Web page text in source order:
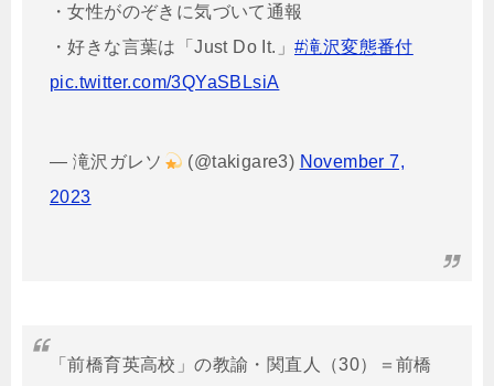
・女性がのぞきに気づいて通報
・好きな言葉は「Just Do It.」 #滝沢変態番付
pic.twitter.com/3QYaSBLsiA
— 滝沢ガレソ (@takigare3) November 7,
2023
「前橋育英高校」の教諭・関直人（30）＝前橋